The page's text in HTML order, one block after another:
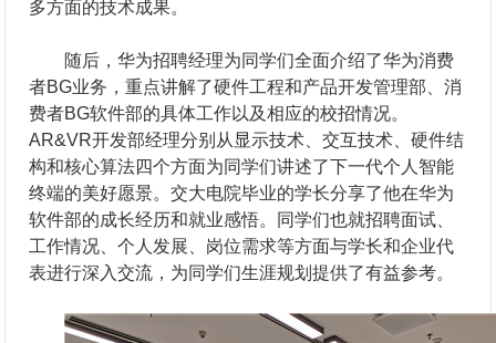
多方面的技术成果。
随后，华为招聘经理为同学们全面介绍了华为消费
者BG业务，重点讲解了硬件工程和产品开发管理部、消
费者BG软件部的具体工作以及相应的校招情况。
AR&VR开发部经理分别从显示技术、交互技术、硬件结
构和核心算法四个方面为同学们讲述了下一代个人智能
终端的美好愿景。交大电院毕业的学长分享了他在华为
软件部的成长经历和就业感悟。同学们也就招聘面试、
工作情况、个人发展、岗位需求等方面与学长和企业代
表进行深入交流，为同学们生涯规划提供了有益参考。